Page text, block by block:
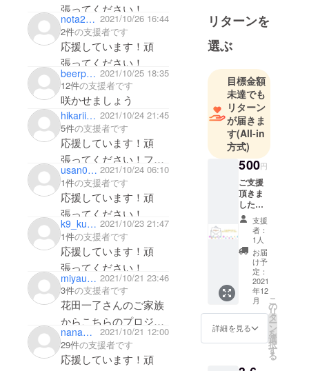
張ってください！
nota2019 2021/10/26 16:44
2件の支援者です
応援しています！頑
張ってください！
beerpaparazzi 2021/10/25 18:35
12件の支援者です
咲かせましょう
hikariinoue 2021/10/24 21:45
5件の支援者です
応援しています！頑
張ってください！フ
ルーツのお酒を味わう
のが楽しみです！
usan0209 2021/10/24 06:10
1件の支援者です
応援しています！頑
張ってください！
k9_kuwaji 2021/10/23 21:47
1件の支援者です
応援しています！頑
張ってください！
miyauchi_it 2021/10/21 23:46
3件の支援者です
花田一了さんのご家族
からこちらのプロジェ
クトを教えていただき
ました！私も夫が酒販
nanamimi
2021/10/21 12:00
29件の支援者です
応援しています！頑
リターンを
選ぶ
目標金額
未達でも
リターン
が届きま
す(All-in
方式)
500円
ご支援
頂きま
した感
謝の気
持ちと
併せて
弊店の
情報を
メール
にてお
送り致
しま
す。
支援
者：
1人
お届
け予
定：
2021
年12
月
詳細を見る
こ
の
リ
タ
ー
ン
を
選
択
す
る